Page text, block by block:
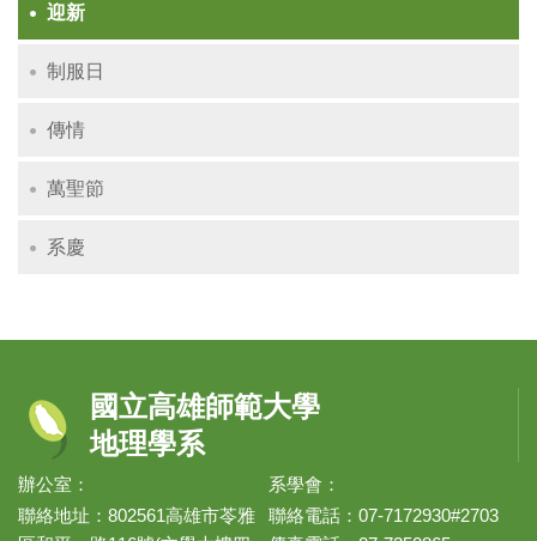
迎新
制服日
傳情
萬聖節
系慶
國立高雄師範大學
地理學系
辦公室：
聯絡地址：802561高雄市苓雅
系學會：
聯絡電話：07-7172930#2703